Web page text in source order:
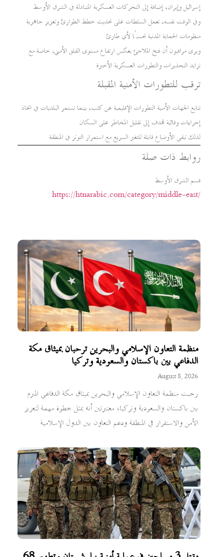
منظمة التعاون الإسلامي والبحرين ترحبان بميثاق مكة
الدفاعي بين باكستان والسعودية وتركيا
August 8, 2026
رحبت منظمة التعاون الإسلامي والبحرين بميثاق مكة الدفاعي المبرم
بين باكستان والسعودية وتركيا، معتبرتين أنه يمثل خطوة مهمة لتعزيز
الأمن والاستقرار في المنطقة ودعم التعاون بين الدول الإسلامية
إسرائيل وإيران، إضافة إلى التحركات العسكرية المتبادلة في الشرق الأوسط
وفي الوقت نفسه، تعمل السلطات على تحديث خطط الطوارئ وتعزيز جاهزية
منظومات الحماية المدنية تحسبًا لأي طارئ
ويرى مراقبون أن فتح الملاجئ يعكس ارتفاع مستوى القلق الأمني، خاصة مع
تزايد التحذيرات والتطورات العسكرية الأخيرة
ترقب للتطورات الأمنية المقبلة
تتابع الجهات الأمنية التطورات الإقليمية عن كثب، بينما تستمر البلديات في اتخاذ
إجراءات وقائية تهدف إلى تقليل المخاطر على السكان
لذلك تبقى الأوضاع قابلة للتغير السريع مع استمرار التوتر في المنطقة
روابط ذات صلة
قسم الشرق الأوسط
https://htnarabic.com/category/middle-east/